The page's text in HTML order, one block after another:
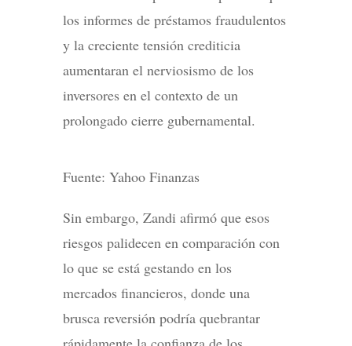
los informes de préstamos fraudulentos
y la creciente tensión crediticia
aumentaran el nerviosismo de los
inversores en el contexto de un
prolongado cierre gubernamental.
Fuente: Yahoo Finanzas
Sin embargo, Zandi afirmó que esos
riesgos palidecen en comparación con
lo que se está gestando en los
mercados financieros, donde una
brusca reversión podría quebrantar